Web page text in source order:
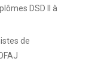
DSD II à
de